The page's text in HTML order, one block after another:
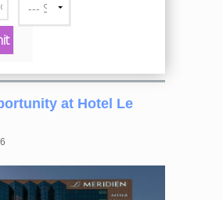
--- Select a category ---
at Hotel Le